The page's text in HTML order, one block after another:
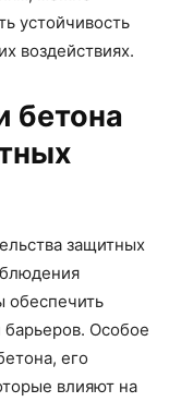
устойчивость
воздействиях.
бетона
защитных
обеспечить
барьеров. Особое
его
влияют на